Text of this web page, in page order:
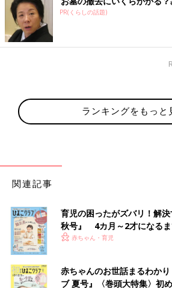
ょうか。
戸泉 Orange Kids’Care Lab.では、「こ
く。」を合言葉に、どんな病気や障がい
が“あたりまえに”“自分らしい選択”をでき
指しています。
医療的ケアを必要とするお子さんのサポ
PR(くらしの話題)
ランキングをもっと
関連記事
育児の困ったがズバリ！解
秋号』 4カ月～2才になるま
いっぱい！
赤ちゃん・育児
赤ちゃんのお世話まるわか
ブ 夏号』〈巻頭大特集〉初